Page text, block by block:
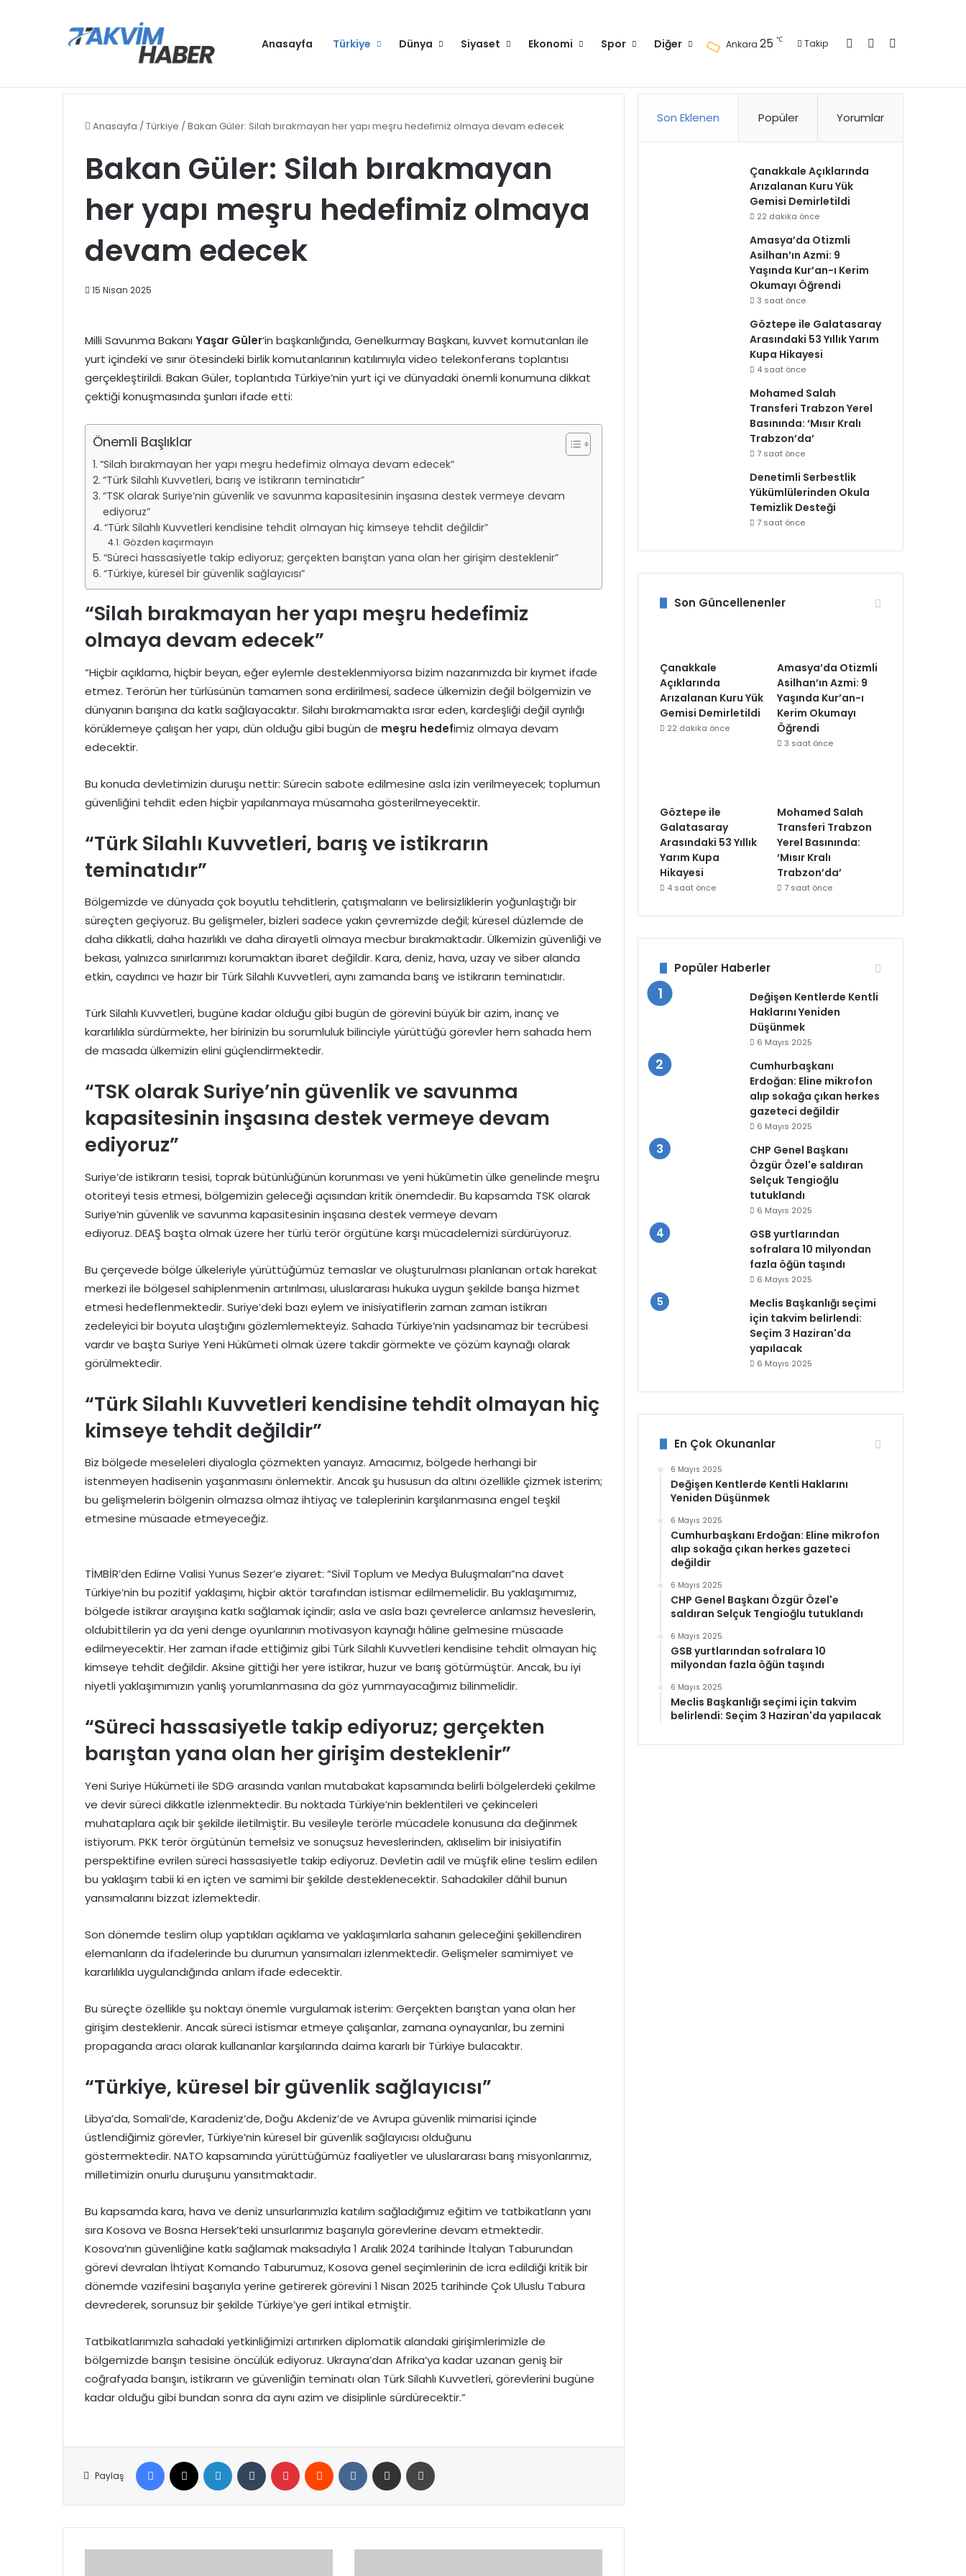
Anasayfa Türkiye Dünya Siyaset Ekonomi Spor Diğer Ankara 25 ℃ Takip Kayıt OlKenar Bölmesi
Kullanım Politikası
Anasayfa /Türkiye /Bakan Güler: Silah bırakmayan her yapı meşru hedefimiz olmaya devam edecek
Bakan Güler: Silah bırakmayan
her yapı meşru hedefimiz olmaya
devam edecek
15 Nisan 2025
Milli Savunma BakanıYaşar Güler‘in başkanlığında, Genelkurmay Başkanı, kuvvet komutanları ile
yurt içindeki ve sınır ötesindeki birlik komutanlarının katılımıyla video telekonferans toplantısı
gerçekleştirildi. Bakan Güler, toplantıda Türkiye’nin yurt içi ve dünyadaki önemli konumuna dikkat
çektiği konuşmasında şunları ifade etti:
Önemli Başlıklar
“Silah bırakmayan her yapı meşru hedefimiz olmaya devam edecek”
“Türk Silahlı Kuvvetleri, barış ve istikrarın teminatıdır”
“TSK olarak Suriye’nin güvenlik ve savunma kapasitesinin inşasına destek vermeye devam
ediyoruz”
“Türk Silahlı Kuvvetleri kendisine tehdit olmayan hiç kimseye tehdit değildir”
Gözden kaçırmayın
“Süreci hassasiyetle takip ediyoruz; gerçekten barıştan yana olan her girişim desteklenir”
“Türkiye, küresel bir güvenlik sağlayıcısı”
“Silah bırakmayan her yapı meşru hedefimiz
olmaya devam edecek”
“Hiçbir açıklama, hiçbir beyan, eğer eylemle desteklenmiyorsa bizim nazarımızda bir kıymet ifade
etmez. Terörün her türlüsünün tamamen sona erdirilmesi, sadece ülkemizin değil bölgemizin ve
dünyanın barışına da katkı sağlayacaktır. Silahı bırakmamakta ısrar eden, kardeşliği değil ayrılığı
körüklemeye çalışan her yapı, dün olduğu gibi bugün de meşru hedefimiz olmaya devam
edecektir.
Bu konuda devletimizin duruşu nettir: Sürecin sabote edilmesine asla izin verilmeyecek; toplumun
güvenliğini tehdit eden hiçbir yapılanmaya müsamaha gösterilmeyecektir.
“Türk Silahlı Kuvvetleri, barış ve istikrarın
teminatıdır”
Bölgemizde ve dünyada çok boyutlu tehditlerin, çatışmaların ve belirsizliklerin yoğunlaştığı bir
süreçten geçiyoruz. Bu gelişmeler, bizleri sadece yakın çevremizde değil; küresel düzlemde de
daha dikkatli, daha hazırlıklı ve daha dirayetli olmaya mecbur bırakmaktadır. Ülkemizin güvenliği ve
bekası, yalnızca sınırlarımızı korumaktan ibaret değildir. Kara, deniz, hava, uzay ve siber alanda
etkin, caydırıcı ve hazır bir Türk Silahlı Kuvvetleri, aynı zamanda barış ve istikrarın teminatıdır.
Türk Silahlı Kuvvetleri, bugüne kadar olduğu gibi bugün de görevini büyük bir azim, inanç ve
kararlılıkla sürdürmekte, her birinizin bu sorumluluk bilinciyle yürüttüğü görevler hem sahada hem
de masada ülkemizin elini güçlendirmektedir.
“TSK olarak Suriye’nin güvenlik ve savunma
kapasitesinin inşasına destek vermeye devam
ediyoruz”
Suriye’de istikrarın tesisi, toprak bütünlüğünün korunması ve yeni hükûmetin ülke genelinde meşru
otoriteyi tesis etmesi, bölgemizin geleceği açısından kritik önemdedir. Bu kapsamda TSK olarak
Suriye’nin güvenlik ve savunma kapasitesinin inşasına destek vermeye devam
ediyoruz. DEAŞ başta olmak üzere her türlü terör örgütüne karşı mücadelemizi sürdürüyoruz.
Bu çerçevede bölge ülkeleriyle yürüttüğümüz temaslar ve oluşturulması planlanan ortak harekat
merkezi ile bölgesel sahiplenmenin artırılması, uluslararası hukuka uygun şekilde barışa hizmet
etmesi hedeflenmektedir. Suriye’deki bazı eylem ve inisiyatiflerin zaman zaman istikrarı
zedeleyici bir boyuta ulaştığını gözlemlemekteyiz. Sahada Türkiye’nin yadsınamaz bir tecrübesi
vardır ve başta Suriye Yeni Hükûmeti olmak üzere takdir görmekte ve çözüm kaynağı olarak
görülmektedir.
“Türk Silahlı Kuvvetleri kendisine tehdit olmayan hiç
kimseye tehdit değildir”
Biz bölgede meseleleri diyalogla çözmekten yanayız. Amacımız, bölgede herhangi bir
istenmeyen hadisenin yaşanmasını önlemektir. Ancak şu hususun da altını özellikle çizmek isterim;
bu gelişmelerin bölgenin olmazsa olmaz ihtiyaç ve taleplerinin karşılanmasına engel teşkil
etmesine müsaade etmeyeceğiz.
TİMBİR’den Edirne Valisi Yunus Sezer’e ziyaret: “Sivil Toplum ve Medya Buluşmaları”na davet
Türkiye’nin bu pozitif yaklaşımı, hiçbir aktör tarafından istismar edilmemelidir. Bu yaklaşımımız,
bölgede istikrar arayışına katkı sağlamak içindir; asla ve asla bazı çevrelerce anlamsız heveslerin,
oldubittilerin ya da yeni denge oyunlarının motivasyon kaynağı hâline gelmesine müsaade
edilmeyecektir. Her zaman ifade ettiğimiz gibi Türk Silahlı Kuvvetleri kendisine tehdit olmayan hiç
kimseye tehdit değildir. Aksine gittiği her yere istikrar, huzur ve barış götürmüştür. Ancak, bu iyi
niyetli yaklaşımımızın yanlış yorumlanmasına da göz yummayacağımız bilinmelidir.
“Süreci hassasiyetle takip ediyoruz; gerçekten
barıştan yana olan her girişim desteklenir”
Yeni Suriye Hükümeti ile SDG arasında varılan mutabakat kapsamında belirli bölgelerdeki çekilme
ve devir süreci dikkatle izlenmektedir. Bu noktada Türkiye’nin beklentileri ve çekinceleri
muhataplara açık bir şekilde iletilmiştir. Bu vesileyle terörle mücadele konusuna da değinmek
istiyorum. PKK terör örgütünün temelsiz ve sonuçsuz heveslerinden, aklıselim bir inisiyatifin
perspektifine evrilen süreci hassasiyetle takip ediyoruz. Devletin adil ve müşfik eline teslim edilen
bu yaklaşım tabii ki en içten ve samimi bir şekilde desteklenecektir. Sahadakiler dâhil bunun
yansımalarını bizzat izlemektedir.
Son dönemde teslim olup yaptıkları açıklama ve yaklaşımlarla sahanın geleceğini şekillendiren
elemanların da ifadelerinde bu durumun yansımaları izlenmektedir. Gelişmeler samimiyet ve
kararlılıkla uygulandığında anlam ifade edecektir.
Bu süreçte özellikle şu noktayı önemle vurgulamak isterim: Gerçekten barıştan yana olan her
girişim desteklenir. Ancak süreci istismar etmeye çalışanlar, zamana oynayanlar, bu zemini
propaganda aracı olarak kullananlar karşılarında daima kararlı bir Türkiye bulacaktır.
“Türkiye, küresel bir güvenlik sağlayıcısı”
Libya’da, Somali’de, Karadeniz’de, Doğu Akdeniz’de ve Avrupa güvenlik mimarisi içinde
üstlendiğimiz görevler, Türkiye’nin küresel bir güvenlik sağlayıcısı olduğunu
göstermektedir. NATO kapsamında yürüttüğümüz faaliyetler ve uluslararası barış misyonlarımız,
milletimizin onurlu duruşunu yansıtmaktadır.
Bu kapsamda kara, hava ve deniz unsurlarımızla katılım sağladığımız eğitim ve tatbikatların yanı
sıra Kosova ve Bosna Hersek’teki unsurlarımız başarıyla görevlerine devam etmektedir.
Kosova’nın güvenliğine katkı sağlamak maksadıyla 1 Aralık 2024 tarihinde İtalyan Taburundan
görevi devralan İhtiyat Komando Taburumuz, Kosova genel seçimlerinin de icra edildiği kritik bir
dönemde vazifesini başarıyla yerine getirerek görevini 1 Nisan 2025 tarihinde Çok Uluslu Tabura
devrederek, sorunsuz bir şekilde Türkiye’ye geri intikal etmiştir.
Tatbikatlarımızla sahadaki yetkinliğimizi artırırken diplomatik alandaki girişimlerimizle de
bölgemizde barışın tesisine öncülük ediyoruz. Ukrayna’dan Afrika’ya kadar uzanan geniş bir
coğrafyada barışın, istikrarın ve güvenliğin teminatı olan Türk Silahlı Kuvvetleri, görevlerini bugüne
kadar olduğu gibi bundan sonra da aynı azim ve disiplinle sürdürecektir.”
Paylaş
Facebook LinkedIn Tumblr Pinterest Reddit VKontakteE-Posta ile paylaş
Son Eklenen Popüler Yorumlar
Çanakkale Açıklarında
Arızalanan Kuru Yük
Gemisi Demirletildi
22 dakika önce
Amasya’da Otizmli
Asilhan’ın Azmi: 9
Yaşında Kur’an-ı Kerim
Okumayı Öğrendi
3 saat önce
Göztepe ile Galatasaray
Arasındaki 53 Yıllık Yarım
Kupa Hikayesi
4 saat önce
Mohamed Salah
Transferi Trabzon Yerel
Basınında: ‘Mısır Kralı
Trabzon’da’
7 saat önce
Denetimli Serbestlik
Yükümlülerinden Okula
Temizlik Desteği
7 saat önce
Son Güncellenenler
Çanakkale
Açıklarında
Arızalanan Kuru Yük
Gemisi Demirletildi
22 dakika önce
Amasya’da Otizmli
Asilhan’ın Azmi: 9
Yaşında Kur’an-ı
Kerim Okumayı
Öğrendi
3 saat önce
Göztepe ile
Galatasaray
Arasındaki 53 Yıllık
Yarım Kupa
Hikayesi
4 saat önce
Mohamed Salah
Transferi Trabzon
Yerel Basınında:
‘Mısır Kralı
Trabzon’da’
7 saat önce
Popüler Haberler
Değişen Kentlerde Kentli
Haklarını Yeniden
Düşünmek
6 Mayıs 2025
Cumhurbaşkanı
Erdoğan: Eline mikrofon
alıp sokağa çıkan herkes
gazeteci değildir
6 Mayıs 2025
CHP Genel Başkanı
Özgür Özel'e saldıran
Selçuk Tengioğlu
tutuklandı
6 Mayıs 2025
GSB yurtlarından
sofralara 10 milyondan
fazla öğün taşındı
6 Mayıs 2025
Meclis Başkanlığı seçimi
için takvim belirlendi:
Seçim 3 Haziran'da
yapılacak
6 Mayıs 2025
En Çok Okunanlar
6 Mayıs 2025
Değişen Kentlerde Kentli Haklarını
Yeniden Düşünmek
6 Mayıs 2025
Cumhurbaşkanı Erdoğan: Eline mikrofon
alıp sokağa çıkan herkes gazeteci
değildir
6 Mayıs 2025
CHP Genel Başkanı Özgür Özel'e
saldıran Selçuk Tengioğlu tutuklandı
6 Mayıs 2025
GSB yurtlarından sofralara 10
milyondan fazla öğün taşındı
6 Mayıs 2025
Meclis Başkanlığı seçimi için takvim
belirlendi: Seçim 3 Haziran'da yapılacak